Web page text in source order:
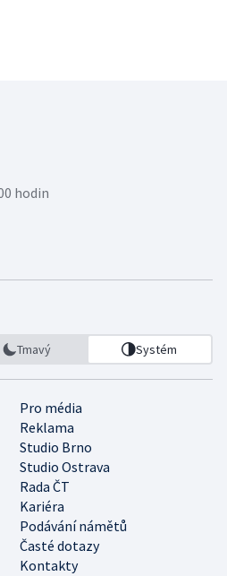
hodin
Tmavý Systém
Pro média
Reklama
Studio Brno
Studio Ostrava
Rada ČT
Kariéra
Podávání námětů
Časté dotazy
Kontakty